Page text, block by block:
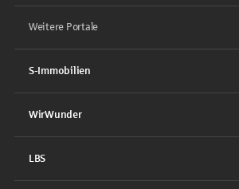
Weitere Portale
S-Immobilien
WirWunder
LBS